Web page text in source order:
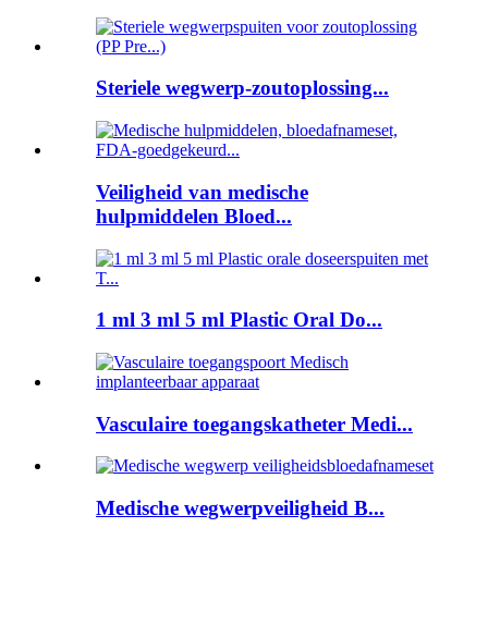
Steriele wegwerp-zoutoplossing...
Veiligheid van medische
hulpmiddelen Bloed...
1 ml 3 ml 5 ml Plastic Oral Do...
Vasculaire toegangskatheter Medi...
Medische wegwerpveiligheid B...